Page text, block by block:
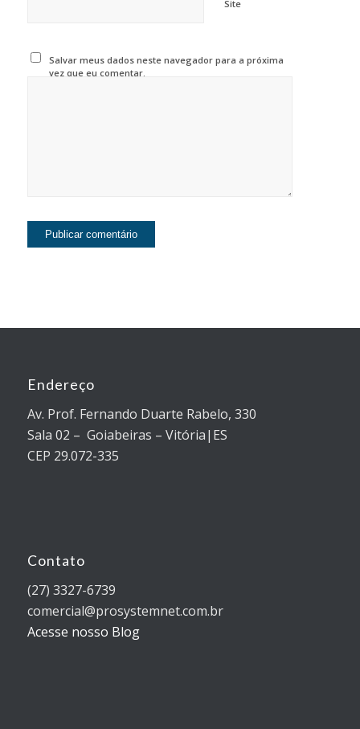
Site
Salvar meus dados neste navegador para a próxima
vez que eu comentar.
Endereço
Av. Prof. Fernando Duarte Rabelo, 330
Sala 02 – Goiabeiras – Vitória|ES
CEP 29.072-335
Contato
(27) 3327-6739
comercial@prosystemnet.com.br
Acesse nosso Blog